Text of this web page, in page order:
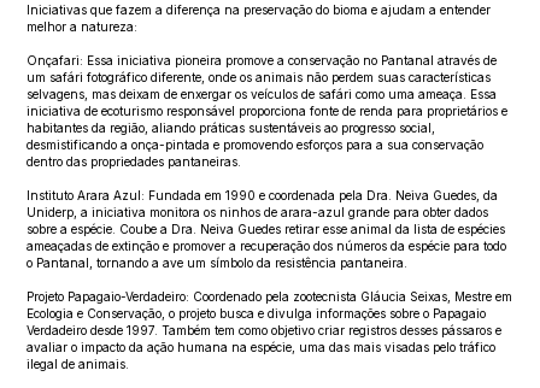
Iniciativas que fazem a diferença na preservação do bioma e ajudam a entender
melhor a natureza:
Onçafari: Essa iniciativa pioneira promove a conservação no Pantanal através de
um safári fotográfico diferente, onde os animais não perdem suas características
selvagens, mas deixam de enxergar os veículos de safári como uma ameaça. Essa
iniciativa de ecoturismo responsável proporciona fonte de renda para proprietários e
habitantes da região, aliando práticas sustentáveis ao progresso social,
desmistificando a onça-pintada e promovendo esforços para a sua conservação
dentro das propriedades pantaneiras.
Instituto Arara Azul: Fundada em 1990 e coordenada pela Dra. Neiva Guedes, da
Uniderp, a iniciativa monitora os ninhos de arara-azul grande para obter dados
sobre a espécie. Coube a Dra. Neiva Guedes retirar esse animal da lista de espécies
ameaçadas de extinção e promover a recuperação dos números da espécie para todo
o Pantanal, tornando a ave um símbolo da resistência pantaneira.
Projeto Papagaio-Verdadeiro: Coordenado pela zootecnista Gláucia Seixas, Mestre em
Ecologia e Conservação, o projeto busca e divulga informações sobre o Papagaio
Verdadeiro desde 1997. Também tem como objetivo criar registros desses pássaros e
avaliar o impacto da ação humana na espécie, uma das mais visadas pelo tráfico
ilegal de animais.